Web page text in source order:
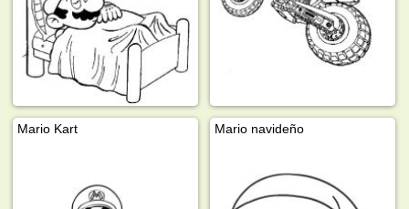
Mario Kart Mario navideño